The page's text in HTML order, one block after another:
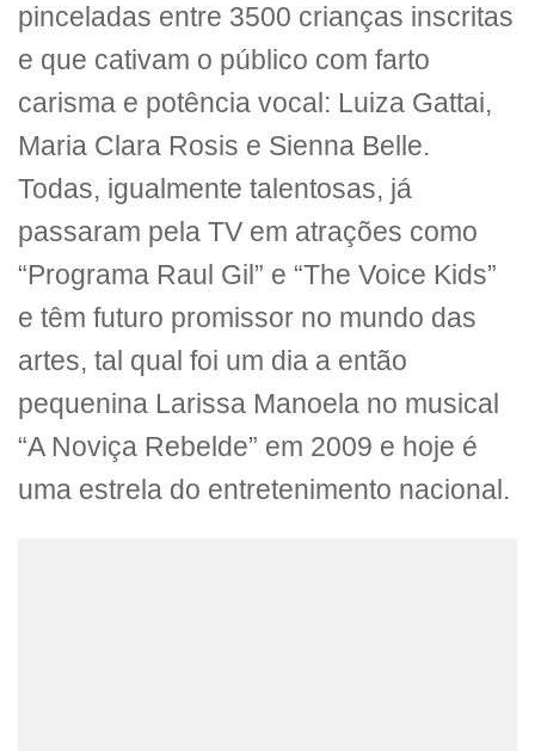
pinceladas entre 3500 crianças inscritas
e que cativam o público com farto
carisma e potência vocal: Luiza Gattai,
Maria Clara Rosis e Sienna Belle.
Todas, igualmente talentosas, já
passaram pela TV em atrações como
“Programa Raul Gil” e “The Voice Kids”
e têm futuro promissor no mundo das
artes, tal qual foi um dia a então
pequenina Larissa Manoela no musical
“A Noviça Rebelde” em 2009 e hoje é
uma estrela do entretenimento nacional.